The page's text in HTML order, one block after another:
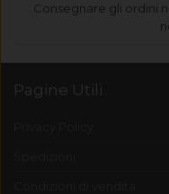
Consegnare gli ordini
Pagine Utili